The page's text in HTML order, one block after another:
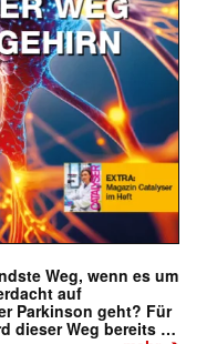
Weg, wenn es um
auf
Parkinson geht? Für
dieser Weg bereits …